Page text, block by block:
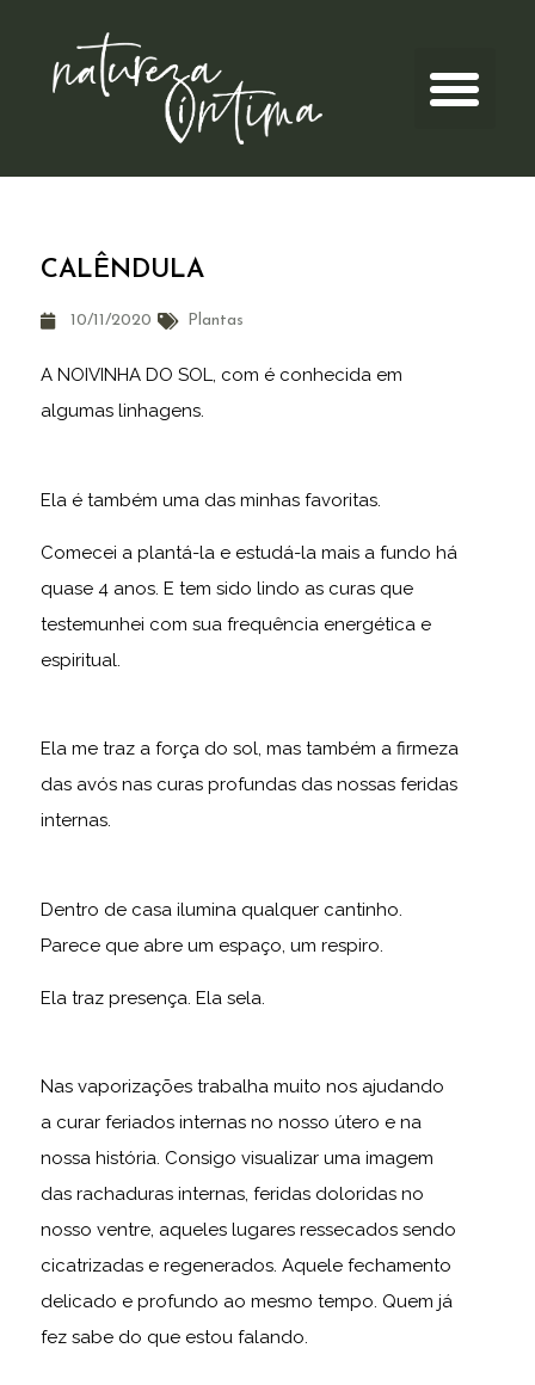
CALÊNDULA
10/11/2020 Plantas
A NOIVINHA DO SOL, com é conhecida em
algumas linhagens.
Ela é também uma das minhas favoritas.
Comecei a plantá-la e estudá-la mais a fundo há
quase 4 anos. E tem sido lindo as curas que
testemunhei com sua frequência energética e
espiritual.
Ela me traz a força do sol, mas também a firmeza
das avós nas curas profundas das nossas feridas
internas.
Dentro de casa ilumina qualquer cantinho.
Parece que abre um espaço, um respiro.
Ela traz presença. Ela sela.
Nas vaporizações trabalha muito nos ajudando
a curar feriados internas no nosso útero e na
nossa história. Consigo visualizar uma imagem
das rachaduras internas, feridas doloridas no
nosso ventre, aqueles lugares ressecados sendo
cicatrizadas e regenerados. Aquele fechamento
delicado e profundo ao mesmo tempo. Quem já
fez sabe do que estou falando.